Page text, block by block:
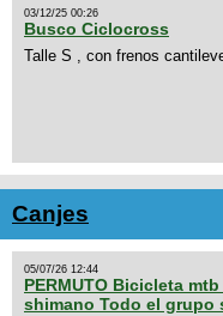
03/12/25 00:26
Busco Ciclocross
Talle S , con frenos
Canjes
05/07/26 12:44
PERMUTO Bicicleta
shimano Todo el grupo